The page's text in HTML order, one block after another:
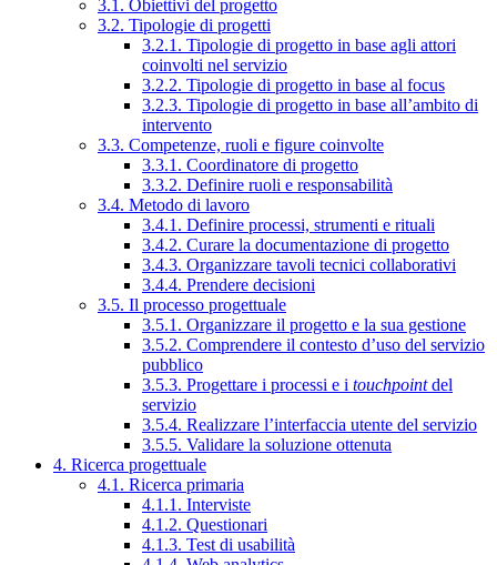
3.1. Obiettivi del progetto
3.2. Tipologie di progetti
3.2.1. Tipologie di progetto in base agli attori
coinvolti nel servizio
3.2.2. Tipologie di progetto in base al focus
3.2.3. Tipologie di progetto in base all’ambito di
intervento
3.3. Competenze, ruoli e figure coinvolte
3.3.1. Coordinatore di progetto
3.3.2. Definire ruoli e responsabilità
3.4. Metodo di lavoro
3.4.1. Definire processi, strumenti e rituali
3.4.2. Curare la documentazione di progetto
3.4.3. Organizzare tavoli tecnici collaborativi
3.4.4. Prendere decisioni
3.5. Il processo progettuale
3.5.1. Organizzare il progetto e la sua gestione
3.5.2. Comprendere il contesto d’uso del servizio
pubblico
3.5.3. Progettare i processi e i touchpointdel
servizio
3.5.4. Realizzare l’interfaccia utente del servizio
3.5.5. Validare la soluzione ottenuta
4. Ricerca progettuale
4.1. Ricerca primaria
4.1.1. Interviste
4.1.2. Questionari
4.1.3. Test di usabilità